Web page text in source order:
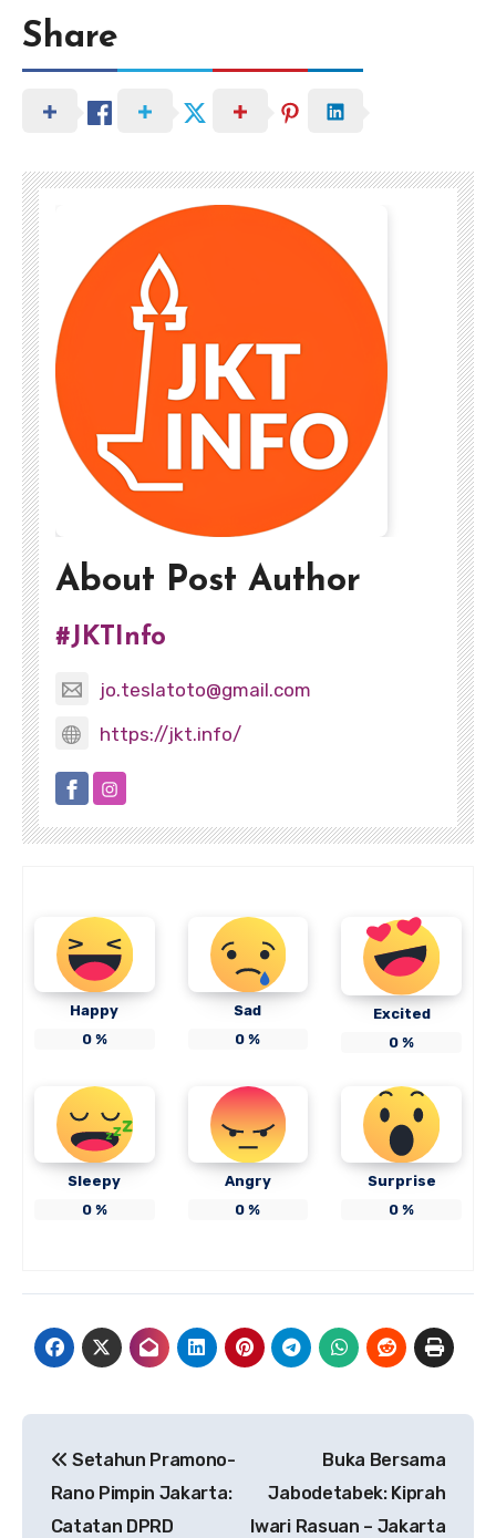
Share
About Post Author
#JKTInfo
jo.teslatoto@gmail.com
https://jkt.info/
Happy
0%
Sad
0 %
Excited
0 %
Sleepy
0%
Angry
0 %
Surprise
0 %
pos
Setahun Pramono-
Rano Pimpin Jakarta:
Catatan DPRD
Buka Bersama
Jabodetabek: Kiprah
Iwari Rasuan – Jakarta